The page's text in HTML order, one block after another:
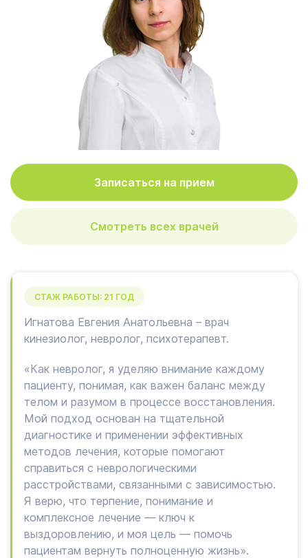
Записаться на прием
Смотреть всех врачей
СТАЖ РАБОТЫ: 21 ГОД
Игнатова Евгения Анатольевна – врач
кинезиолог, невролог, психотерапевт.
«Как невролог, я уделяю внимание каждому
пациенту, понимая, как важен баланс между
телом и разумом в процессе восстановления.
Мой подход основан на тщательной
диагностике и применении эффективных
методов лечения, которые помогают
справиться с неврологическими
расстройствами, связанными с зависимостью.
Я верю, что терпение, понимание и
комплексное лечение — ключ к
выздоровлению, и моя цель — помочь
пациентам вернуть полноценную жизнь».